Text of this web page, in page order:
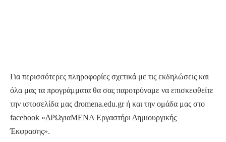
Για περισσότερες πληροφορίες σχετικά με τις εκδηλώσεις και
όλα μας τα προγράμματα θα σας παροτρύναμε να επισκεφθείτε
την ιστοσελίδα μας dromena.edu.gr ή και την ομάδα μας στο
facebook «ΔΡΩγιαΜΕΝΑ Εργαστήρι Δημιουργικής
Έκφρασης».